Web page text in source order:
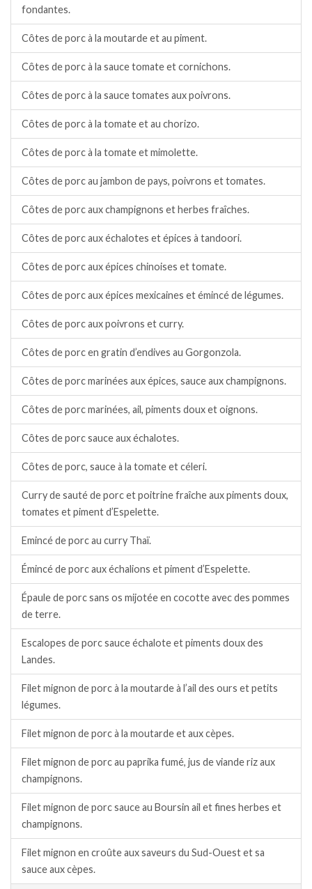
fondantes.
Côtes de porc à la moutarde et au piment.
Côtes de porc à la sauce tomate et cornichons.
Côtes de porc à la sauce tomates aux poivrons.
Côtes de porc à la tomate et au chorizo.
Côtes de porc à la tomate et mimolette.
Côtes de porc au jambon de pays, poivrons et tomates.
Côtes de porc aux champignons et herbes fraîches.
Côtes de porc aux échalotes et épices à tandoori.
Côtes de porc aux épices chinoises et tomate.
Côtes de porc aux épices mexicaines et émincé de légumes.
Côtes de porc aux poivrons et curry.
Côtes de porc en gratin d’endives au Gorgonzola.
Côtes de porc marinées aux épices, sauce aux champignons.
Côtes de porc marinées, ail, piments doux et oignons.
Côtes de porc sauce aux échalotes.
Côtes de porc, sauce à la tomate et céleri.
Curry de sauté de porc et poitrine fraîche aux piments doux,
tomates et piment d’Espelette.
Emincé de porc au curry Thaï.
Émincé de porc aux échalions et piment d’Espelette.
Épaule de porc sans os mijotée en cocotte avec des pommes
de terre.
Escalopes de porc sauce échalote et piments doux des
Landes.
Filet mignon de porc à la moutarde à l’ail des ours et petits
légumes.
Filet mignon de porc à la moutarde et aux cèpes.
Filet mignon de porc au paprika fumé, jus de viande riz aux
champignons.
Filet mignon de porc sauce au Boursin ail et fines herbes et
champignons.
Filet mignon en croûte aux saveurs du Sud-Ouest et sa
sauce aux cèpes.